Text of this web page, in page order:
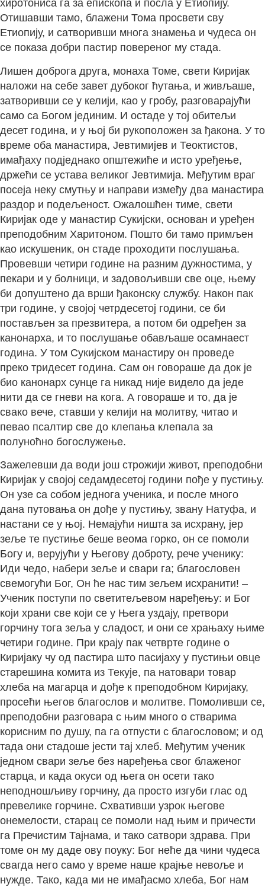
хиротониса га за епископа и посла у Етиопију.
Отишавши тамо, блажени Тома просвети сву
Етиопију, и сатворивши многа знамења и чудеса он
се показа добри пастир повереног му стада.
Лишен доброга друга, монаха Томе, свети Киријак
наложи на себе завет дубоког ћутања, и живљаше,
затворивши се у келији, као у гробу, разговарајући
само са Богом јединим. И остаде у тој обитељи
десет година, и у њој би рукоположен за ђакона. У то
време оба манастира, Јевтимијев и Теоктистов,
имађаху подједнако општежиће и исто уређење,
држећи се устава великог Јевтимија. Међутим враг
посеја неку смутњу и направи између два манастира
раздор и подељеност. Ожалошћен тиме, свети
Киријак оде у манастир Сукијски, основан и уређен
преподобним Харитоном. Пошто би тамо примљен
као искушеник, он стаде проходити послушања.
Провевши четири године на разним дужностима, у
пекари и у болници, и задовољивши све оце, њему
би допуштено да врши ђаконску службу. Након пак
три године, у својој четрдесетој години, се би
постављен за презвитера, а потом би одређен за
канонарха, и то послушање обављаше осамнаест
година. У том Сукијском манастиру он проведе
преко тридесет година. Сам он говораше да док је
био канонарх сунце га никад није видело да једе
нити да се гневи на кога. А говораше и то, да је
свако вече, ставши у келији на молитву, читао и
певао псалтир све до клепања клепала за
полуноћно богослужење.
Зажелевши да води још строжији живот, преподобни
Киријак у својој седамдесетој години пође у пустињу.
Он узе са собом једнога ученика, и после много
дана путовања он дође у пустињу, звану Натуфа, и
настани се у њој. Немајући ништа за исхрану, јер
зеље те пустиње беше веома горко, он се помоли
Богу и, верујући у Његову доброту, рече ученику:
Иди чедо, набери зеље и свари га; благословен
свемогући Бог, Он ће нас тим зељем исхранити! –
Ученик поступи по светитељевом наређењу: и Бог
који храни све који се у Њега уздају, претвори
горчину тога зеља у сладост, и они се храњаху њиме
четири године. При крају пак четврте године о
Киријаку чу од пастира што пасијаху у пустињи овце
старешина комита из Текује, па натовари товар
хлеба на магарца и дође к преподобном Киријаку,
просећи његов благослов и молитве. Помоливши се,
преподобни разговара с њим много о стварима
корисним по душу, па га отпусти с благословом; и од
тада они стадоше јести тај хлеб. Међутим ученик
једном свари зеље без наређења свог блаженог
старца, и када окуси од њега он осети тако
неподношљиву горчину, да просто изгуби глас од
превелике горчине. Схвативши узрок његове
онемелости, старац се помоли над њим и причести
га Пречистим Тајнама, и тако сатвори здрава. При
томе он му даде ову поуку: Бог неће да чини чудеса
свагда него само у време наше крајње невоље и
нужде. Тако, када ми не имађасмо хлеба, Бог нам